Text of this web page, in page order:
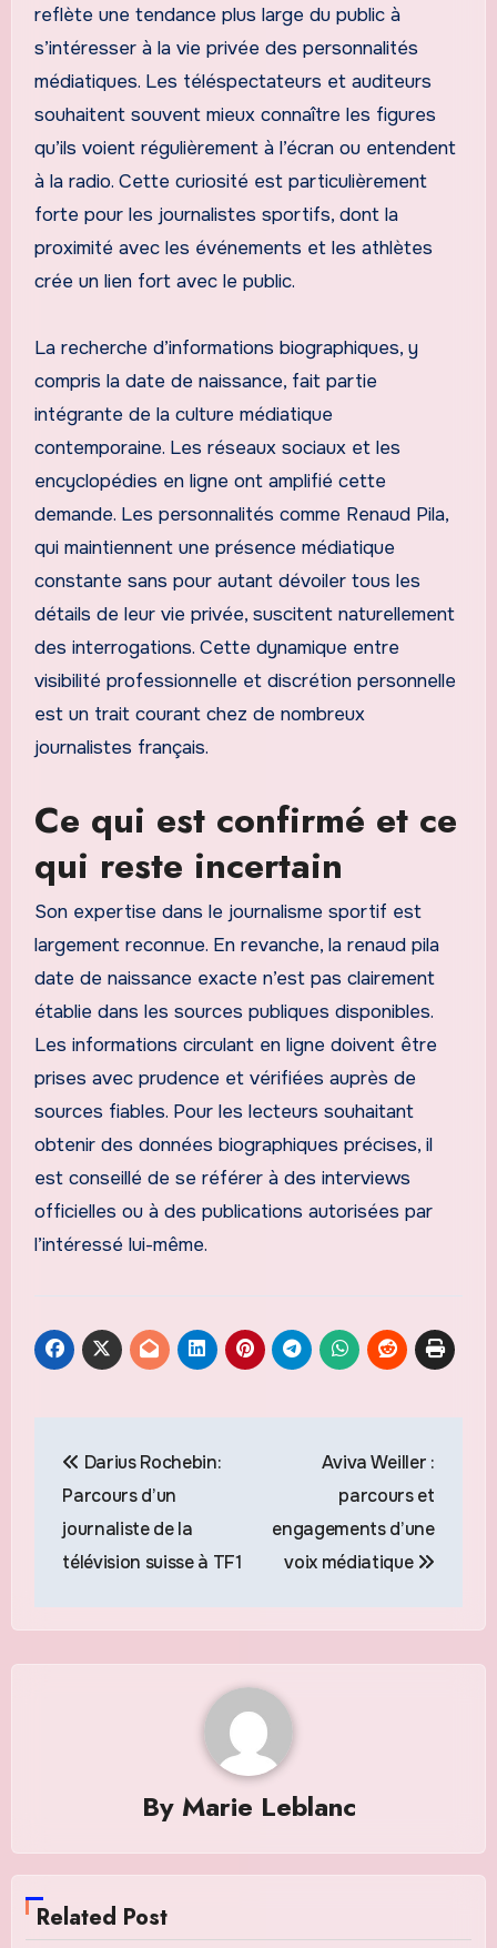
reflète une tendance plus large du public à
s’intéresser à la vie privée des personnalités
médiatiques. Les téléspectateurs et auditeurs
souhaitent souvent mieux connaître les figures
qu’ils voient régulièrement à l’écran ou entendent
à la radio. Cette curiosité est particulièrement
forte pour les journalistes sportifs, dont la
proximité avec les événements et les athlètes
crée un lien fort avec le public.
La recherche d’informations biographiques, y
compris la date de naissance, fait partie
intégrante de la culture médiatique
contemporaine. Les réseaux sociaux et les
encyclopédies en ligne ont amplifié cette
demande. Les personnalités comme Renaud Pila,
qui maintiennent une présence médiatique
constante sans pour autant dévoiler tous les
détails de leur vie privée, suscitent naturellement
des interrogations. Cette dynamique entre
visibilité professionnelle et discrétion personnelle
est un trait courant chez de nombreux
journalistes français.
Ce qui est confirmé et ce
qui reste incertain
Son expertise dans le journalisme sportif est
largement reconnue. En revanche, la renaud pila
date de naissance exacte n’est pas clairement
établie dans les sources publiques disponibles.
Les informations circulant en ligne doivent être
prises avec prudence et vérifiées auprès de
sources fiables. Pour les lecteurs souhaitant
obtenir des données biographiques précises, il
est conseillé de se référer à des interviews
officielles ou à des publications autorisées par
l’intéressé lui-même.
de
l’article
Darius Rochebin:
Parcours d’un
journaliste de la
télévision suisse à TF1
Aviva Weiller :
parcours et
engagements d’une
voix médiatique
By Marie Leblanc
Related Post